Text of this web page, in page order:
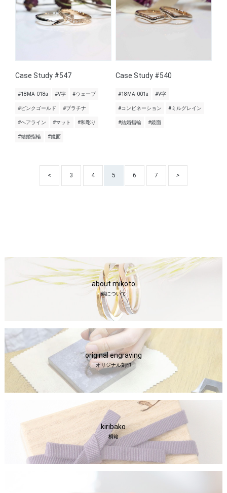
Case Study #547
#18MA-018a #V字 #ウェーブ
#ピンクゴールド #プラチナ
#ヘアライン #マット #和彫り
#結婚指輪 #鏡面
Case Study #540
#18MA-001a #V字
#コンビネーション #ミルグレイン
#結婚指輪 #鏡面
< 3 4 5 6 7 >
about mikoto
鶴について
original engraving
オリジナル刻印
kiribako
桐箱